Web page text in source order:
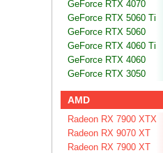
GeForce RTX 4070
GeForce RTX 5060 Ti
GeForce RTX 5060
GeForce RTX 4060 Ti
GeForce RTX 4060
GeForce RTX 3050
AMD
Radeon RX 7900 XTX
Radeon RX 9070 XT
Radeon RX 7900 XT